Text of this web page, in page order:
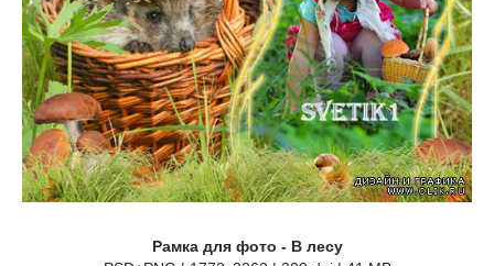
Рамка для фото - В лесу